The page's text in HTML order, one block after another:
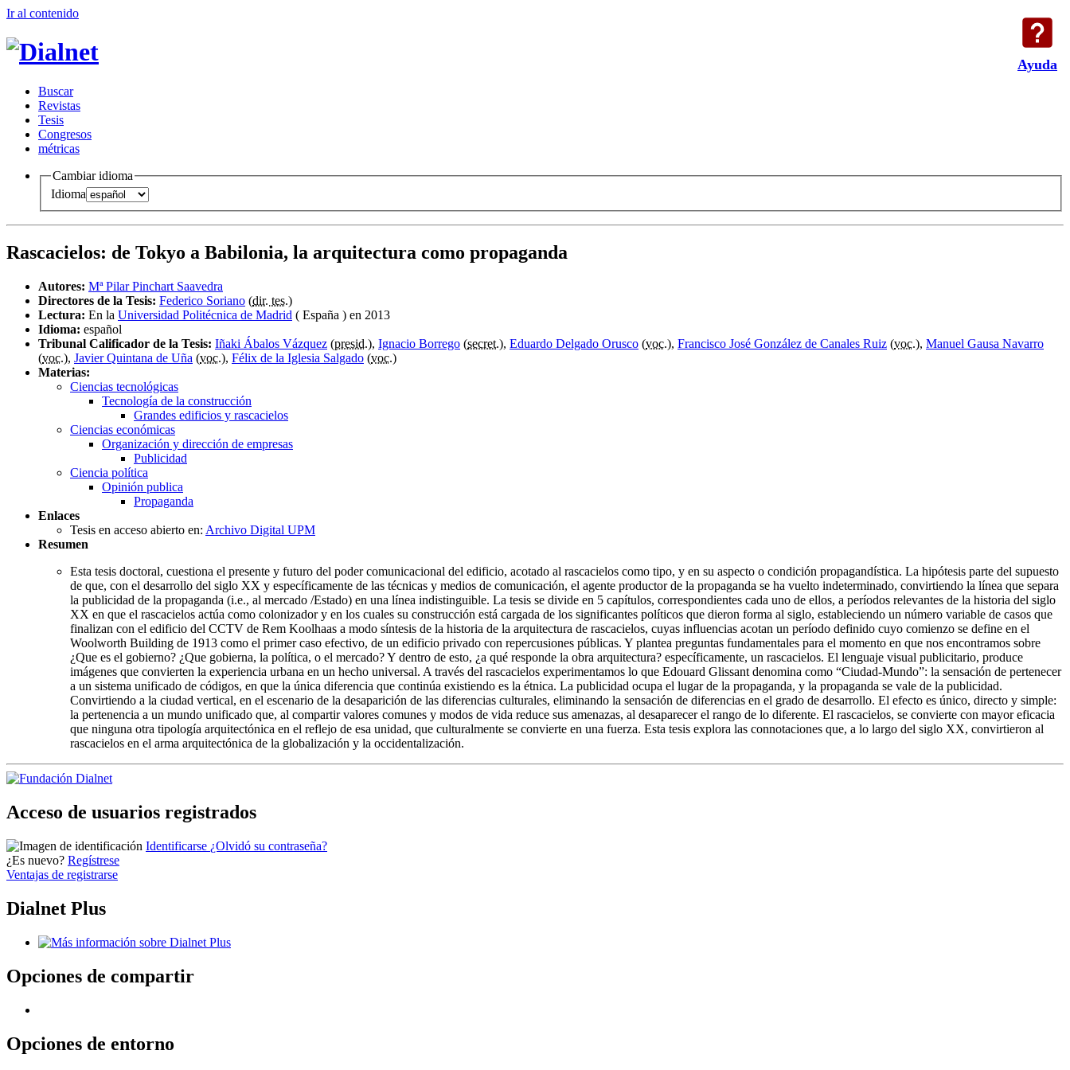
Ayuda
Ir al contenido
Buscar
Revistas
Tesis
Congresos
métricas
Cambiar idioma
Idioma
Rascacielos: de Tokyo a Babilonia, la arquitectura como propaganda
Autores: Mª Pilar Pinchart Saavedra
Directores de la Tesis: Federico Soriano (dir. tes.)
Lectura: En la Universidad Politécnica de Madrid ( España ) en 2013
Idioma: español
Tribunal Calificador de la Tesis: Iñaki Ábalos Vázquez (presid.), Ignacio Borrego (secret.), Eduardo Delgado Orusco (voc.), Francisco José González de Canales Ruiz (voc.), Manuel Gausa Navarro
(voc.), Javier Quintana de Uña (voc.), Félix de la Iglesia Salgado (voc.)
Materias:
Ciencias tecnológicas
Tecnología de la construcción
Grandes edificios y rascacielos
Ciencias económicas
Organización y dirección de empresas
Publicidad
Ciencia política
Opinión publica
Propaganda
Enlaces
Tesis en acceso abierto en: Archivo Digital UPM
Resumen
Esta tesis doctoral, cuestiona el presente y futuro del poder comunicacional del edificio, acotado al rascacielos como tipo, y en su aspecto o condición propagandística. La hipótesis parte del supuesto
de que, con el desarrollo del siglo XX y específicamente de las técnicas y medios de comunicación, el agente productor de la propaganda se ha vuelto indeterminado, convirtiendo la línea que separa
la publicidad de la propaganda (i.e., al mercado /Estado) en una línea indistinguible. La tesis se divide en 5 capítulos, correspondientes cada uno de ellos, a períodos relevantes de la historia del siglo
XX en que el rascacielos actúa como colonizador y en los cuales su construcción está cargada de los significantes políticos que dieron forma al siglo, estableciendo un número variable de casos que
finalizan con el edificio del CCTV de Rem Koolhaas a modo síntesis de la historia de la arquitectura de rascacielos, cuyas influencias acotan un período definido cuyo comienzo se define en el
Woolworth Building de 1913 como el primer caso efectivo, de un edificio privado con repercusiones públicas. Y plantea preguntas fundamentales para el momento en que nos encontramos sobre
¿Que es el gobierno? ¿Que gobierna, la política, o el mercado? Y dentro de esto, ¿a qué responde la obra arquitectura? específicamente, un rascacielos. El lenguaje visual publicitario, produce
imágenes que convierten la experiencia urbana en un hecho universal. A través del rascacielos experimentamos lo que Edouard Glissant denomina como “Ciudad-Mundo”: la sensación de pertenecer
a un sistema unificado de códigos, en que la única diferencia que continúa existiendo es la étnica. La publicidad ocupa el lugar de la propaganda, y la propaganda se vale de la publicidad.
Convirtiendo a la ciudad vertical, en el escenario de la desaparición de las diferencias culturales, eliminando la sensación de diferencias en el grado de desarrollo. El efecto es único, directo y simple:
la pertenencia a un mundo unificado que, al compartir valores comunes y modos de vida reduce sus amenazas, al desaparecer el rango de lo diferente. El rascacielos, se convierte con mayor eficacia
que ninguna otra tipología arquitectónica en el reflejo de esa unidad, que culturalmente se convierte en una fuerza. Esta tesis explora las connotaciones que, a lo largo del siglo XX, convirtieron al
rascacielos en el arma arquitectónica de la globalización y la occidentalización.
Acceso de usuarios registrados
Identificarse ¿Olvidó su contraseña?
¿Es nuevo? Regístrese
Ventajas de registrarse
Dialnet Plus
Opciones de compartir
Opciones de entorno